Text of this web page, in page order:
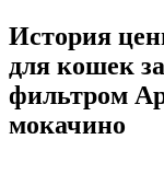
История
для кошек
фильтром
мокачино